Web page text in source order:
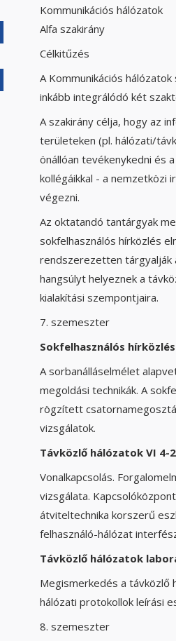
Kommunikációs hálózatok
Alfa szakirány
Célkitűzés
A Kommunikációs
inkább integrálódó két
A szakirány célja, hogy az
területeken (pl. hálózati/
önállóan tevékenykedni és
kollégáikkal - a nemzetközi
végezni.
Az oktatandó tantárgyak
sokfelhasználós hírközlés
rendszerezetten tárgyalják
hangsúlyt helyeznek a
kialakítási szempontjaira.
7. szemeszter
Sokfelhasználós
A sorbanálláselmélet
megoldási technikák. A
rögzített
vizsgálatok.
Távközlő hálózatok VI 4-
Vonalkapcsolás.
vizsgálata.
átviteltechnika korszerű
felhasználó-hálózat
Távközlő hálózatok
Megismerkedés a távközlő
hálózati protokollok leírási
8. szemeszter